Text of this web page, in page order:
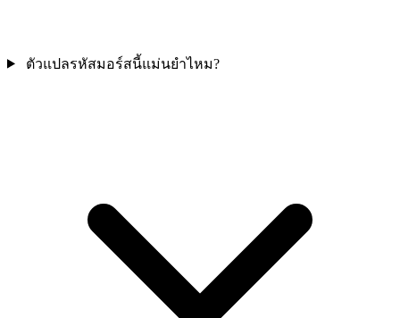
ตัวแปลรหัสมอร์สนี้แม่นยำไหม?